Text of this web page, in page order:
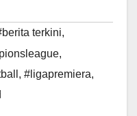
terkini,
,
, #ligapremiera,